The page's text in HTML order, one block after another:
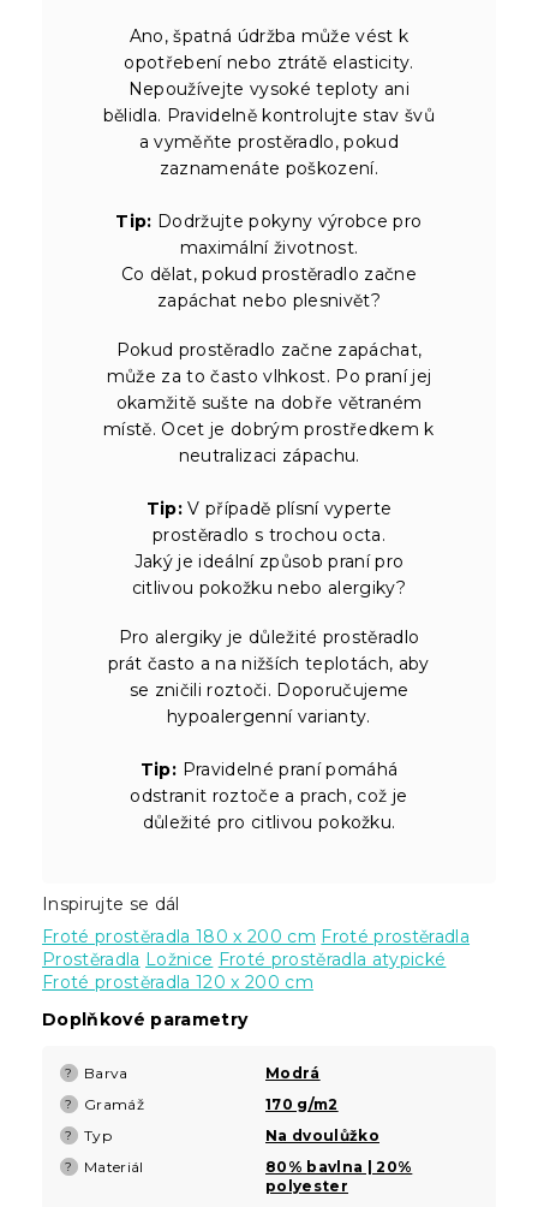
Ano, špatná údržba může vést k
opotřebení nebo ztrátě elasticity.
Nepoužívejte vysoké teploty ani
bělidla. Pravidelně kontrolujte stav švů
a vyměňte prostěradlo, pokud
zaznamenáte poškození.
Tip: Dodržujte pokyny výrobce pro
maximální životnost.
Co dělat, pokud prostěradlo začne
zapáchat nebo plesnivět?
Pokud prostěradlo začne zapáchat,
může za to často vlhkost. Po praní jej
okamžitě sušte na dobře větraném
místě. Ocet je dobrým prostředkem k
neutralizaci zápachu.
Tip: V případě plísní vyperte
prostěradlo s trochou octa.
Jaký je ideální způsob praní pro
citlivou pokožku nebo alergiky?
Pro alergiky je důležité prostěradlo
prát často a na nižších teplotách, aby
se zničili roztoči. Doporučujeme
hypoalergenní varianty.
Tip: Pravidelné praní pomáhá
odstranit roztoče a prach, což je
důležité pro citlivou pokožku.
Inspirujte se dál
Froté prostěradla 180 x 200 cm Froté prostěradla
Prostěradla Ložnice Froté prostěradla atypické
Froté prostěradla 120 x 200 cm
Doplňkové parametry
? Barva Modrá
? Gramáž 170 g/m2
? Typ Na dvoulůžko
? Materiál
80% bavlna | 20%
polyester